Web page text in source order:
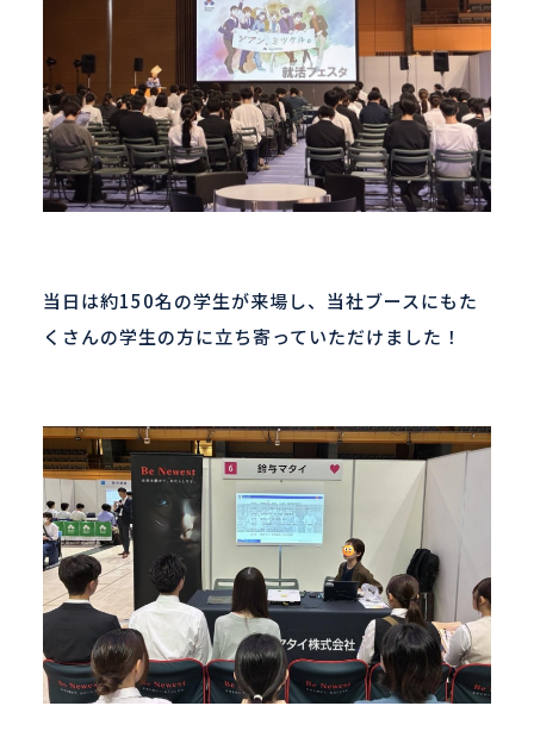
当日は約150名の学生が来場し、当社ブースにもた
くさんの学生の方に立ち寄っていただけました！